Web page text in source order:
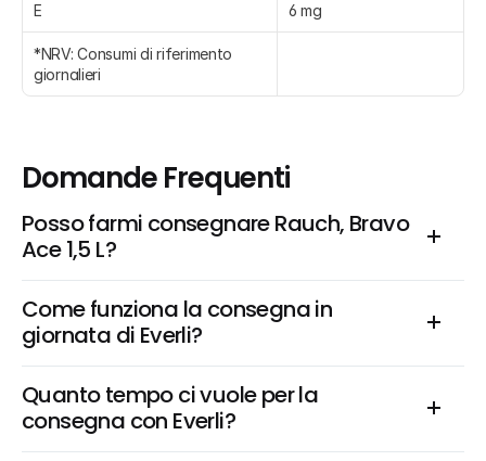
E 6 mg
*NRV: Consumi di riferimento
giornalieri
Domande Frequenti
Posso farmi consegnare Rauch, Bravo
Ace 1,5 L?
Come funziona la consegna in
giornata di Everli?
Quanto tempo ci vuole per la
consegna con Everli?